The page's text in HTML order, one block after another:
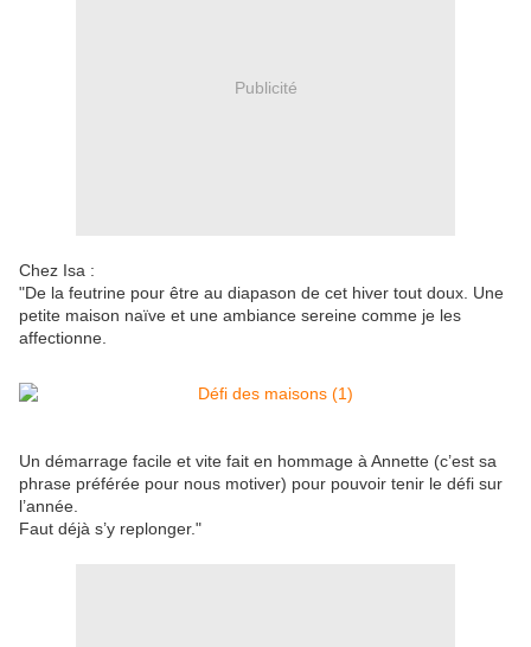
Publicité
Chez Isa :
"De la feutrine pour être au diapason de cet hiver tout doux. Une
petite maison naïve et une ambiance sereine comme je les
affectionne.
Un démarrage facile et vite fait en hommage à Annette (c’est sa
phrase préférée pour nous motiver) pour pouvoir tenir le défi sur
l’année.
Faut déjà s’y replonger."